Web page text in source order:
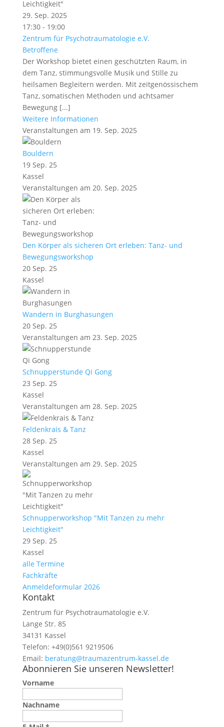
29. Sep. 2025
17:30 - 19:00
Zentrum für Psychotraumatologie e.V.
Betroffene
Der Workshop bietet einen geschützten Raum, in
dem Tanz, stimmungsvolle Musik und Stille zu
heilsamen Begleitern werden. Mit zeitgenössischem
Tanz, somatischen Methoden und achtsamer
Bewegung [...]
Weitere Informationen
Veranstaltungen am 19. Sep. 2025
Bouldern
19 Sep. 25
Kassel
Veranstaltungen am 20. Sep. 2025
Den Körper als sicheren Ort erleben: Tanz- und
Bewegungsworkshop
20 Sep. 25
Kassel
Wandern in Burghasungen
20 Sep. 25
Veranstaltungen am 23. Sep. 2025
Schnupperstunde Qi Gong
23 Sep. 25
Kassel
Veranstaltungen am 28. Sep. 2025
Feldenkrais & Tanz
28 Sep. 25
Kassel
Veranstaltungen am 29. Sep. 2025
Schnupperworkshop "Mit Tanzen zu mehr
Leichtigkeit"
29 Sep. 25
Kassel
alle Termine
Fachkräfte
Anmeldeformular 2026
Kontakt
Zentrum für Psychotraumatologie e.V.
Lange Str. 85
34131 Kassel
Telefon: +49(0)561 9219506
Email: beratung@traumazentrum-kassel.de
Abonnieren Sie unseren Newsletter!
Vorname
Nachname